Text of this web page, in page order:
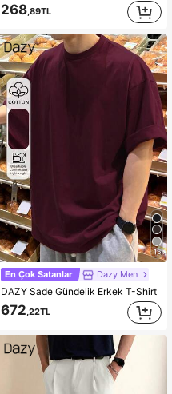
268,89TL
15
En Çok Satanlar Dazy Men
DAZY Sade Gündelik Erkek T-Shirt
672,22TL